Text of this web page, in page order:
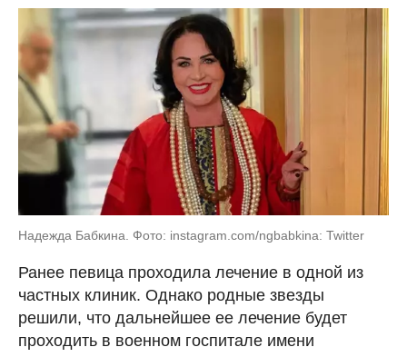
Надежда Бабкина. Фото: instagram.com/ngbabkina: Twitter
Ранее певица проходила лечение в одной из
частных клиник. Однако родные звезды
решили, что дальнейшее ее лечение будет
проходить в военном госпитале имени